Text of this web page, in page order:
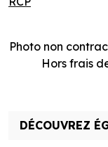
Photo non
Hors frais
DÉCOUVREZ